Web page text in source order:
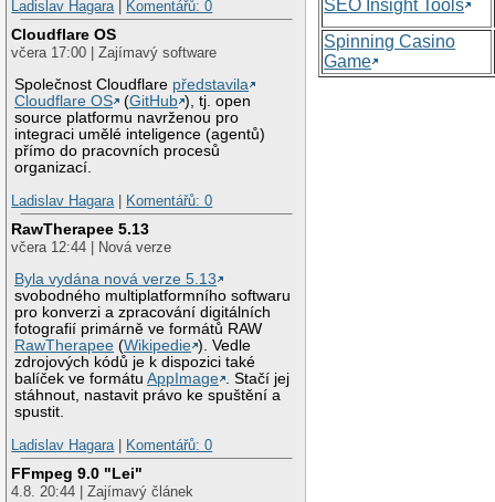
Ladislav Hagara
Komentářů: 0
Cloudflare OS
včera 17:00 | Zajímavý software
Společnost Cloudflare představila
Cloudflare OS
(GitHub ), tj. open
source platformu navrženou pro
integraci umělé inteligence (agentů)
přímo do pracovních procesů
organizací.
Ladislav Hagara
Komentářů: 0
RawTherapee 5.13
včera 12:44 | Nová verze
Byla vydána nová verze 5.13
svobodného multiplatformního softwaru
pro konverzi a zpracování digitálních
fotografií primárně ve formátů RAW
RawTherapee (Wikipedie ). Vedle
zdrojových kódů je k dispozici také
balíček ve formátuAppImage . Stačí jej
stáhnout, nastavit právo ke spuštění a
spustit.
Ladislav Hagara
Komentářů: 0
FFmpeg 9.0 "Lei"
4.8. 20:44 | Zajímavý článek
SEO Insight Tools
Spinning Casino
Game